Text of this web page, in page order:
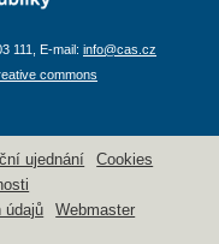
111, E-mail: info@cas.cz
commons
ujednání
Cookies
údajů
Webmaster